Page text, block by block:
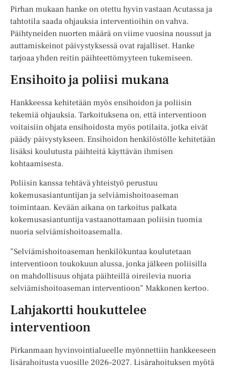
Pirhan mukaan hanke on otettu hyvin vastaan Acutassa ja
tahtotila saada ohjauksia interventioihin on vahva.
Päihtyneiden nuorten määrä on viime vuosina noussut ja
auttamiskeinot päivystyksessä ovat rajalliset. Hanke
tarjoaa yhden reitin päihteettömyyteen tukemiseen.
Ensihoito ja poliisi mukana
Hankkeessa kehitetään myös ensihoidon ja poliisin
tekemiä ohjauksia. Tarkoituksena on, että interventioon
voitaisiin ohjata ensihoidosta myös potilaita, jotka eivät
päädy päivystykseen. Ensihoidon henkilöstölle kehitetään
lisäksi koulutusta päihteitä käyttävän ihmisen
kohtaamisesta.
Poliisin kanssa tehtävä yhteistyö perustuu
kokemusasiantuntijan ja selviämishoitoaseman
toimintaan. Kevään aikana on tarkoitus palkata
kokemusasiantuntija vastaanottamaan poliisin tuomia
nuoria selviämishoitoasemalla.
”Selviämishoitoaseman henkilökuntaa koulutetaan
interventioon toukokuun alussa, jonka jälkeen poliisilla
on mahdollisuus ohjata päihteillä oireilevia nuoria
selviämishoitoaseman interventioon” Makkonen kertoo.
Lahjakortti houkuttelee
interventioon
Pirkanmaan hyvinvointialueelle myönnettiin hankkeeseen
lisärahoitusta vuosille 2026–2027. Lisärahoituksen myötä